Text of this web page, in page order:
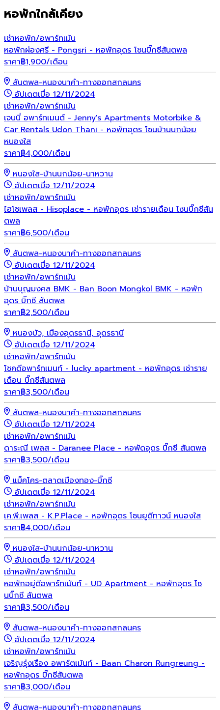
หอพักใกล้เคียง
เช่าหอพัก/อพาร์ทเม้น
หอพักผ่องศรี - Pongsri - หอพักอุดร โซนบิ๊กซีสันตพล
ราคา฿1,900/เดือน
สันตพล-หนองนาคำ-ทางออกสกลนคร
อัปเดตเมื่อ 12/11/2024
เช่าหอพัก/อพาร์ทเม้น
เจนนี่ อพาร์ทเมนต์ - Jenny's Apartments Motorbike &
Car Rentals Udon Thani - หอพักอุดร โซนบ้านนกน้อย
หนองใส
ราคา฿4,000/เดือน
หนองใส-บ้านนกน้อย-นาหวาน
อัปเดตเมื่อ 12/11/2024
เช่าหอพัก/อพาร์ทเม้น
ไฮโซเพลส - Hisoplace - หอพักอุดร เช่ารายเดือน โซนบิ๊กซีสัน
ตพล
ราคา฿6,500/เดือน
สันตพล-หนองนาคำ-ทางออกสกลนคร
อัปเดตเมื่อ 12/11/2024
เช่าหอพัก/อพาร์ทเม้น
บ้านบุญมงคล BMK - Ban Boon Mongkol BMK - หอพัก
อุดร บิ๊กซี สันตพล
ราคา฿2,500/เดือน
หนองบัว, เมืองอุดรธานี, อุดรธานี
อัปเดตเมื่อ 12/11/2024
เช่าหอพัก/อพาร์ทเม้น
โชคดีอพาร์ทเมนท์ - lucky apartment - หอพักอุดร เช่าราย
เดือน บิ๊กซีสันตพล
ราคา฿3,500/เดือน
สันตพล-หนองนาคำ-ทางออกสกลนคร
อัปเดตเมื่อ 12/11/2024
เช่าหอพัก/อพาร์ทเม้น
ดาระณี เพลส - Daranee Place - หอพัดอุดร บิ๊กซี สันตพล
ราคา฿3,500/เดือน
แม็คโคร-ตลาดเมืองทอง-บิ๊กซี
อัปเดตเมื่อ 12/11/2024
เช่าหอพัก/อพาร์ทเม้น
เค.พี.เพลส - K.P.Place - หอพักอุดร โซนยูดีทาวน์ หนองใส
ราคา฿4,000/เดือน
หนองใส-บ้านนกน้อย-นาหวาน
อัปเดตเมื่อ 12/11/2024
เช่าหอพัก/อพาร์ทเม้น
หอพักอยู่ดีอพาร์ทเม้นท์ - UD Apartment - หอพักอุดร โซ
นบิ๊กซี สันตพล
ราคา฿3,500/เดือน
สันตพล-หนองนาคำ-ทางออกสกลนคร
อัปเดตเมื่อ 12/11/2024
เช่าหอพัก/อพาร์ทเม้น
เจริญรุ่งเรือง อพาร์ตเม้นท์ - Baan Charon Rungreung -
หอพักอุดร บิ๊กซีสันตพล
ราคา฿3,000/เดือน
สันตพล-หนองนาคำ-ทางออกสกลนคร